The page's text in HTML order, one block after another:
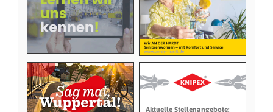
Aktuelle Stellenangebote: